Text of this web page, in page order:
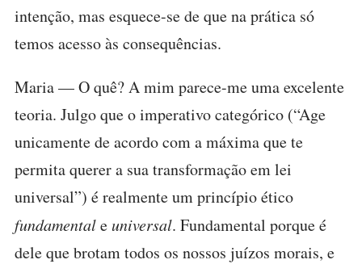
intenção, mas esquece-se de que na prática só
temos acesso às consequências.
Maria — O quê? A mim parece-me uma excelente
teoria. Julgo que o imperativo categórico (“Age
unicamente de acordo com a máxima que te
permita querer a sua transformação em lei
universal”) é realmente um princípio ético
fundamentaleuniversal. Fundamental porque é
dele que brotam todos os nossos juízos morais, e